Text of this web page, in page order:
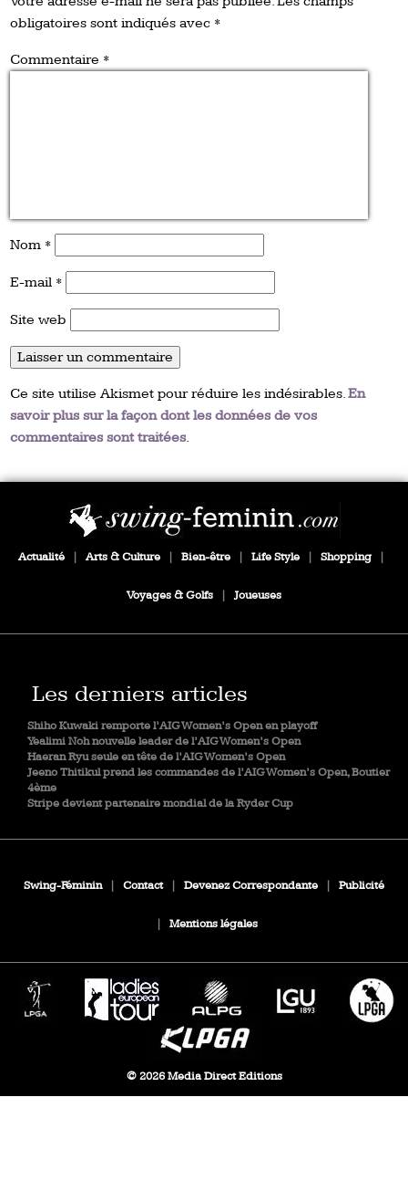
obligatoires sont indiqués avec *
Commentaire *
Nom *
E-mail *
Site web
Ce site utilise Akismet pour réduire les indésirables.En
savoir plus sur la façon dont les données de vos
commentaires sont traitées.
Actualité Arts & Culture Bien-être Life Style Shopping
Voyages & Golfs Joueuses
Les derniers articles
Shiho Kuwaki remporte l’AIG Women’s Open en playoff
Yealimi Noh nouvelle leader de l’AIG Women’s Open
Haeran Ryu seule en tête de l’AIG Women’s Open
Jeeno Thitikul prend les commandes de l’AIG Women’s Open, Boutier
4ème
Stripe devient partenaire mondial de la Ryder Cup
Swing-Féminin Contact Devenez Correspondante Publicité
Mentions légales
© 2026 Media Direct Editions